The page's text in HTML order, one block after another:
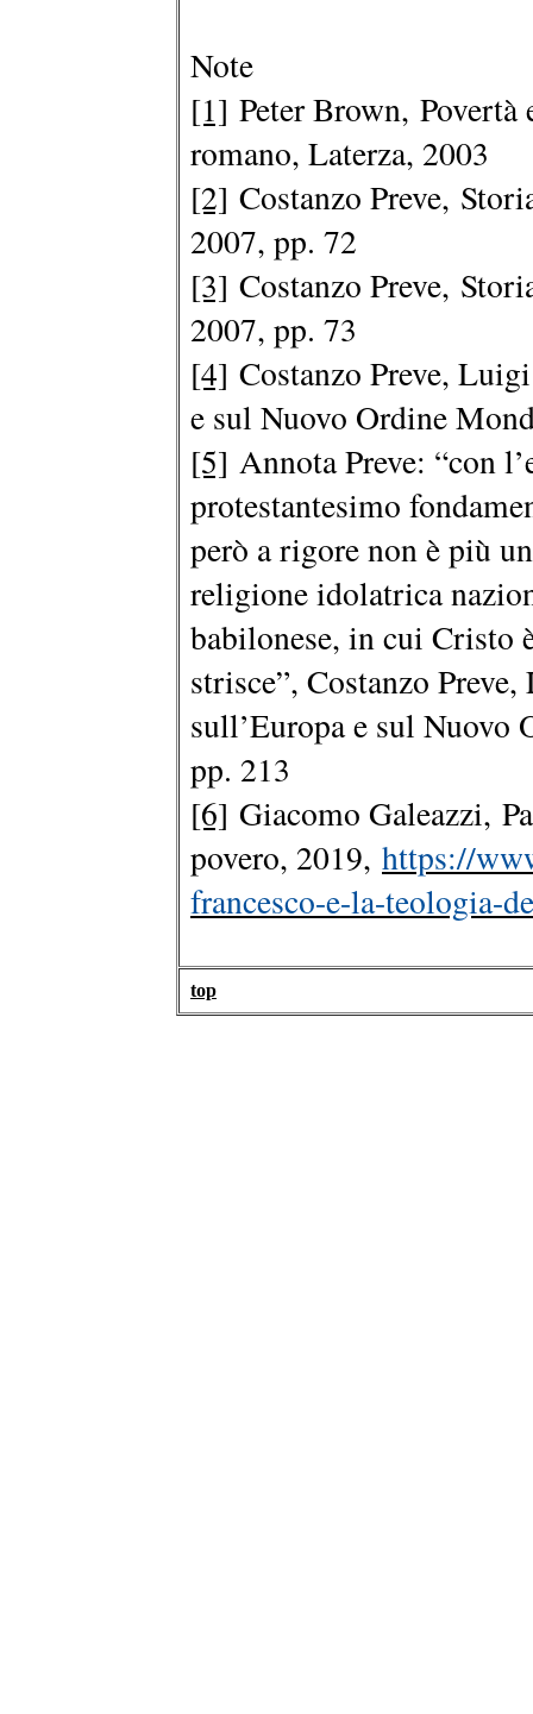
Note
[1] Peter Brown,
romano, Laterza, 2003
[2] Costanzo Preve,
2007, pp. 72
[3] Costanzo Preve,
2007, pp. 73
[4] Costanzo Preve,
e sul Nuovo Ordine
[5] Annota Preve: “con
protestantesimo
però a rigore non è più
religione idolatrica
babilonese, in cui Cristo
strisce”, Costanzo
sull’Europa e sul
pp. 213
[6] Giacomo Galeazzi,
povero, 2019, https://
francesco-e-la-teologia-
top